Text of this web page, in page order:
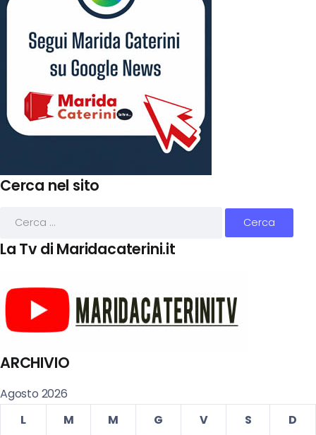
Cerca nel sito
La Tv di Maridacaterini.it
ARCHIVIO
Agosto 2026
L
M M G V S
D